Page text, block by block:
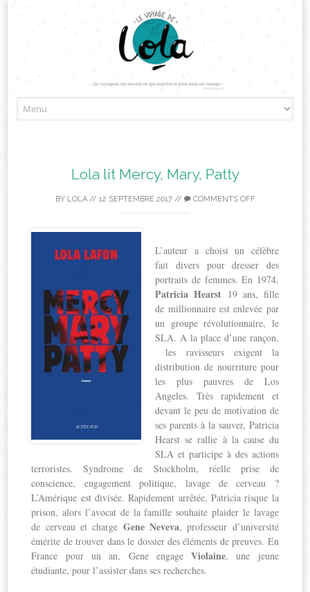
to
Lola lit Mercy, Mary, Patty
BY LOLA// 12 SEPTEMBRE 2017// COMMENTS OFF
L’auteur a choisi un célèbre
fait divers pour dresser des
portraits de femmes. En 1974,
Patricia Hearst 19 ans, fille
de millionnaire est enlevée par
un groupe révolutionnaire, le
SLA. A la place d’une rançon,
les ravisseurs exigent la
distribution de nourriture pour
les plus pauvres de Los
Angeles. Très rapidement et
devant le peu de motivation de
ses parents à la sauver, Patricia
Hearst se rallie à la cause du
SLA et participe à des actions
terroristes. Syndrome de Stockholm, réelle prise de
conscience, engagement politique, lavage de cerveau ?
L’Amérique est divisée. Rapidement arrêtée, Patricia risque la
prison, alors l’avocat de la famille souhaite plaider le lavage
de cerveau et charge Gene Neveva, professeur d’université
émérite de trouver dans le dossier des éléments de preuves. En
France pour un an, Gene engageViolaine, une jeune
étudiante, pour l’assister dans ses recherches.